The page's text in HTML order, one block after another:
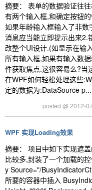
摘要： 表单的数据验证往
有两个输入框,和确定按钮
如果年龄输入框输入了非
消息应当能立即提示出来2.
改整个UI设计.(如显示在输
所有输入框,如果有输入数
件获取焦点.这很容易么?当
在WPF如何轻松处理这些
定的数据为:DataSource p...
posted @ 2012-
WPF 实现Loading效果
摘要： 项目中如下实现遮
比较多,封装了一个加载的
y Source="/
所要的容器中插入